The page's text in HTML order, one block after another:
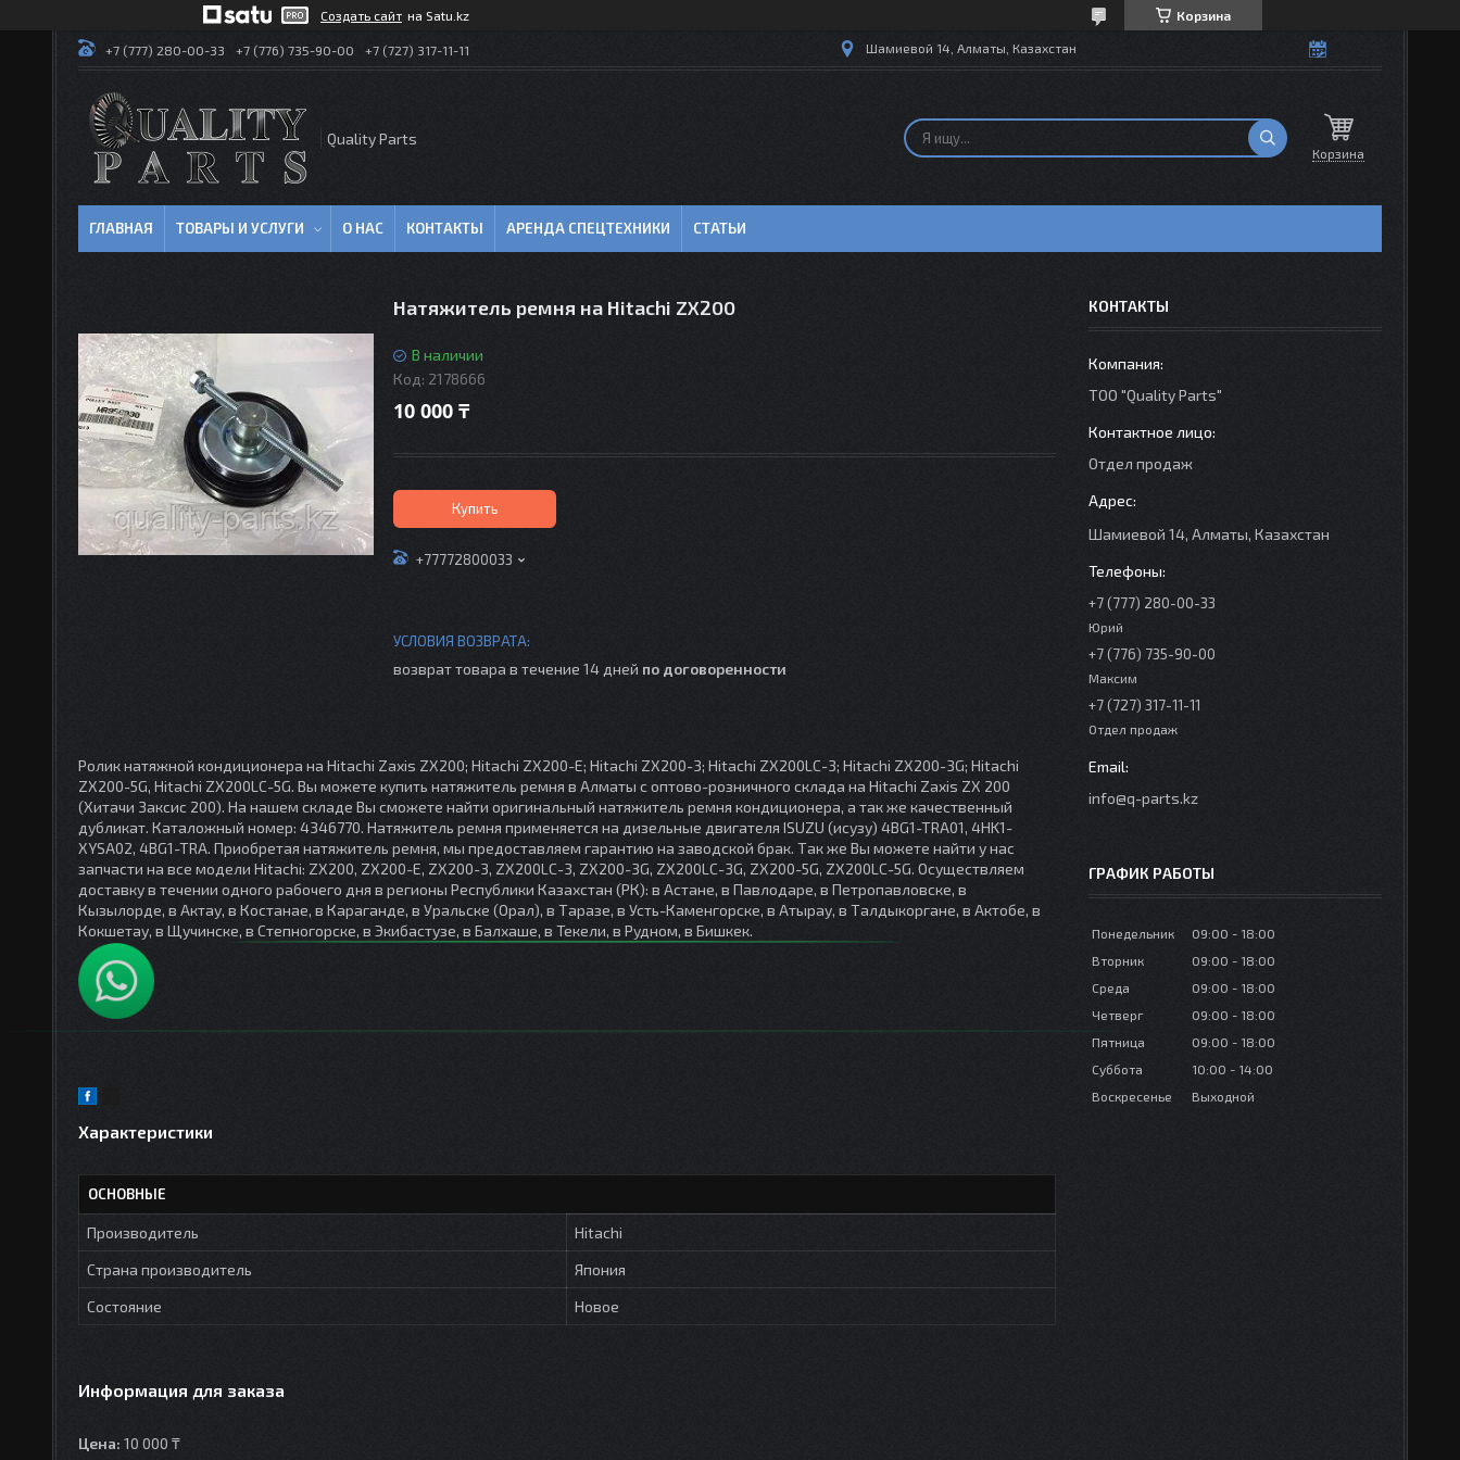
Создать сайт на Satu.kz Корзина
+7 (777) 280-00-33 +7 (776) 735-90-00 +7 (727) 317-11-11 Шамиевой 14, Алматы, Казахстан
Quality Parts
Корзина
ГЛАВНАЯ ТОВАРЫ И УСЛУГИ О НАС КОНТАКТЫ АРЕНДА СПЕЦТЕХНИКИ СТАТЬИ
Натяжитель ремня на Hitachi ZX200
В наличии
Код: 2178666
10 000 ₸
Купить
+77772800033
возврат товара в течение 14 дней по договоренности
Ролик натяжной кондиционера на Hitachi Zaxis ZX200; Hitachi ZX200-E; Hitachi ZX200-3; Hitachi ZX200LC-3; Hitachi ZX200-3G; Hitachi
ZX200-5G, Hitachi ZX200LC-5G. Вы можете купить натяжитель ремня в Алматы с оптово-розничного склада на Hitachi Zaxis ZX 200
(Хитачи Заксис 200). На нашем складе Вы сможете найти оригинальный натяжитель ремня кондиционера, а так же качественный
дубликат. Каталожный номер: 4346770. Натяжитель ремня применяется на дизельные двигателя ISUZU (исузу) 4BG1-TRA01, 4HK1-
XYSA02, 4BG1-TRA. Приобретая натяжитель ремня, мы предоставляем гарантию на заводской брак. Так же Вы можете найти у нас
запчасти на все модели Hitachi: ZX200, ZX200-E, ZX200-3, ZX200LC-3, ZX200-3G, ZX200LC-3G, ZX200-5G, ZX200LC-5G. Осуществляем
доставку в течении одного рабочего дня в регионы Республики Казахстан (РК): в Астане, в Павлодаре, в Петропавловске, в
Кызылорде, в Актау, в Костанае, в Караганде, в Уральске (Орал), в Таразе, в Усть-Каменгорске, в Атырау, в Талдыкоргане, в Актобе, в
Кокшетау, в Щучинске, в Степногорске, в Экибастузе, в Балхаше, в Текели, в Рудном, в Бишкек.
Характеристики
ОСНОВНЫЕ
Производитель
Hitachi
Страна производитель
Япония
Состояние
Новое
Информация для заказа
Цена: 10 000 ₸
КОНТАКТЫ
ТОО "Quality Parts"
Отдел продаж
Шамиевой 14, Алматы, Казахстан
+7 (777) 280-00-33
Юрий
+7 (776) 735-90-00
Максим
+7 (727) 317-11-11
Отдел продаж
info@q-parts.kz
ГРАФИК РАБОТЫ
Понедельник 09:00
18:00
Вторник
09:00
18:00
Среда
09:00
18:00
Четверг
09:00
18:00
Пятница
09:00
18:00
Суббота
10:00
14:00
Воскресенье
Выходной